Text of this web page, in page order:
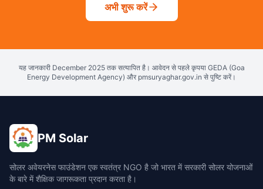
अभी शुरू करें
यह जानकारी December 2025 तक सत्यापित है। आवेदन से पहले कृपया GEDA (Goa
Energy Development Agency) और pmsuryaghar.gov.in से पुष्टि करें।
PM Solar
सोलर अवेयरनेस फाउंडेशन एक स्वतंत्र NGO है जो भारत में सरकारी सोलर योजनाओं
के बारे में शैक्षिक जागरूकता प्रदान करता है।